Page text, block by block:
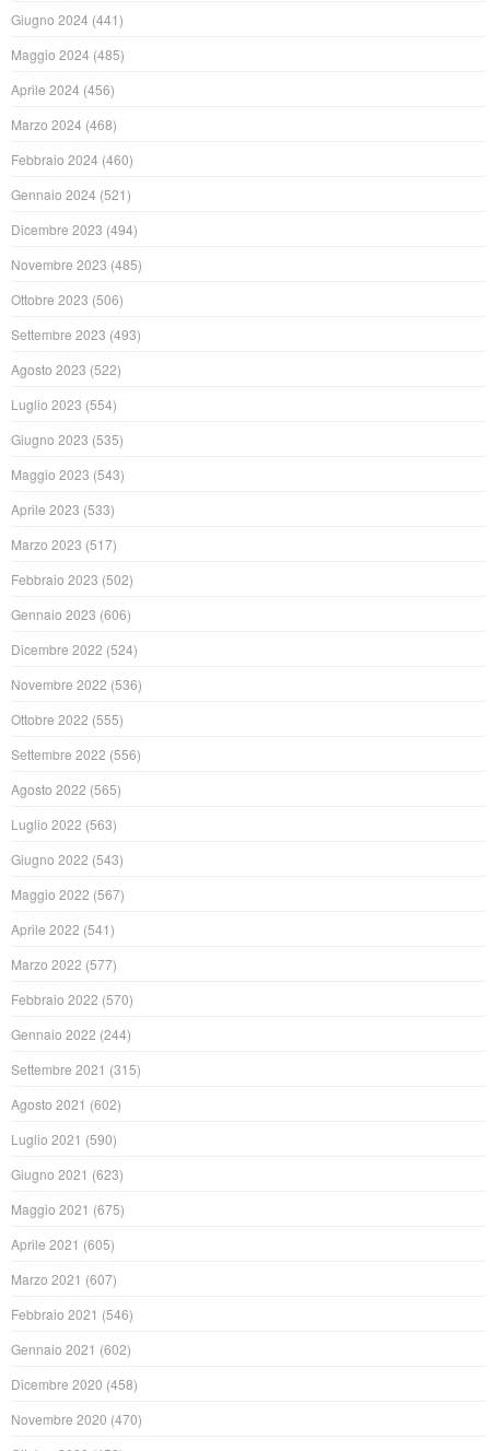
Giugno 2024 (441)
Maggio 2024 (485)
Aprile 2024 (456)
Marzo 2024 (468)
Febbraio 2024 (460)
Gennaio 2024 (521)
Dicembre 2023 (494)
Novembre 2023 (485)
Ottobre 2023 (506)
Settembre 2023 (493)
Agosto 2023 (522)
Luglio 2023 (554)
Giugno 2023 (535)
Maggio 2023 (543)
Aprile 2023 (533)
Marzo 2023 (517)
Febbraio 2023 (502)
Gennaio 2023 (606)
Dicembre 2022 (524)
Novembre 2022 (536)
Ottobre 2022 (555)
Settembre 2022 (556)
Agosto 2022 (565)
Luglio 2022 (563)
Giugno 2022 (543)
Maggio 2022 (567)
Aprile 2022 (541)
Marzo 2022 (577)
Febbraio 2022 (570)
Gennaio 2022 (244)
Settembre 2021 (315)
Agosto 2021 (602)
Luglio 2021 (590)
Giugno 2021 (623)
Maggio 2021 (675)
Aprile 2021 (605)
Marzo 2021 (607)
Febbraio 2021 (546)
Gennaio 2021 (602)
Dicembre 2020 (458)
Novembre 2020 (470)